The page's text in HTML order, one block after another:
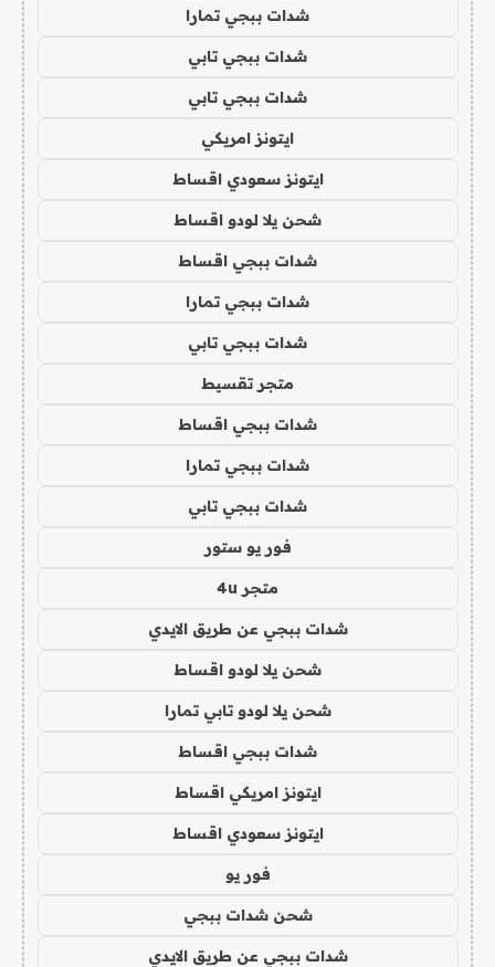
شدات ببجي تمارا
شدات ببجي تابي
شدات ببجي تابي
ايتونز امريكي
ايتونز سعودي اقساط
شحن يلا لودو اقساط
شدات ببجي اقساط
شدات ببجي تمارا
شدات ببجي تابي
متجر تقسيط
شدات ببجي اقساط
شدات ببجي تمارا
شدات ببجي تابي
فور يو ستور
متجر 4u
شدات ببجي عن طريق الايدي
شحن يلا لودو اقساط
شحن يلا لودو تابي تمارا
شدات ببجي اقساط
ايتونز امريكي اقساط
ايتونز سعودي اقساط
فور يو
شحن شدات ببجي
شدات ببجي عن طريق الايدي